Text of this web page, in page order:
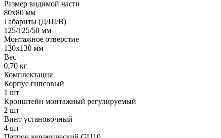
Размер видимой части
80х80 мм
Габариты (Д/Ш/В)
125/125/50 мм
Монтажное отверстие
130x130 мм
Вес
0,70 кг
Комплектация
Корпус гипсовый
1 шт
Кронштейн монтажный регулируемый
2 шт
Винт установочный
4 шт